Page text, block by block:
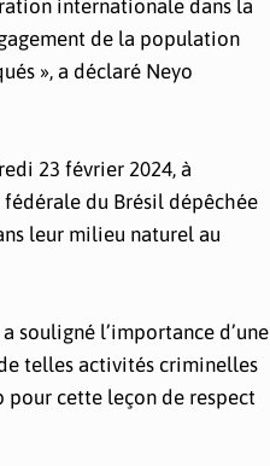
internationale dans la
de la population
», a déclaré Neyo
23 février 2024, à
fédérale du Brésil dépêchée
leur milieu naturel au
souligné l’importance d’une
telles activités criminelles
pour cette leçon de respect